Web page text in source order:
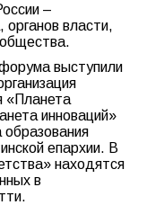
–
органов власти,
выступили
«Планета
инноваций»
епархии. В
находятся
в